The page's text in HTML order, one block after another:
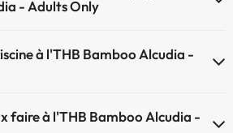
- Adults Only
à l'THB Bamboo Alcudia -
d'autres installations.
faire à l'THB Bamboo Alcudia -